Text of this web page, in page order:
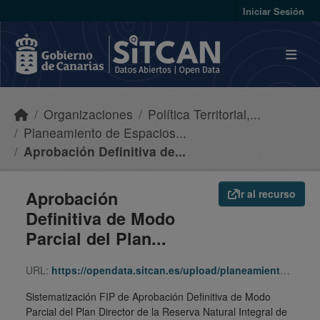
Iniciar Sesión
Organizaciones
Política Territorial,...
Planeamiento de Espacios...
Aprobación Definitiva de...
Ir al recurso
Aprobación
Definitiva de Modo
Parcial del Plan...
URL: https://opendata.sitcan.es/upload/planeamiento/fip/H-01_3767efca1b08ff4eb94e32f1a6823cd1.zip
Sistematización FIP de Aprobación Definitiva de Modo
Parcial del Plan Director de la Reserva Natural Integral de